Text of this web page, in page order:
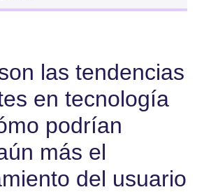
las tendencias
en tecnología
podrían
más el
del usuario